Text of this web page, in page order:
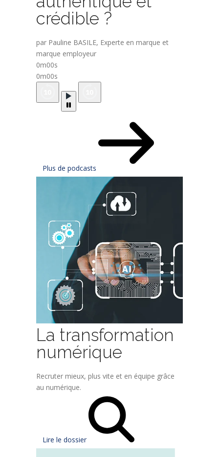
crédible ?
par Pauline BASILE, Experte en marque et
marque employeur
0m00s
0m00s
Plus de podcasts
La transformation
numérique
Recruter mieux, plus vite et en équipe grâce
au numérique.
Lire le dossier